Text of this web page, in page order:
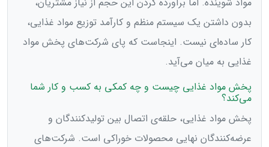
بدون داشتن یک سیستم منظم و کارآمد توزیع مواد غذایی،
کار ساده‌ای نیست. اینجاست که پای شرکت‌های پخش مواد
غذایی به میان می‌آید.
پخش مواد غذایی چیست و چه کمکی به کسب و کار شما
می‌کند؟
پخش مواد غذایی، حلقه‌ی اتصال بین تولیدکنندگان و
عرضه‌کنندگان نهایی محصولات خوراکی است. شرکت‌های